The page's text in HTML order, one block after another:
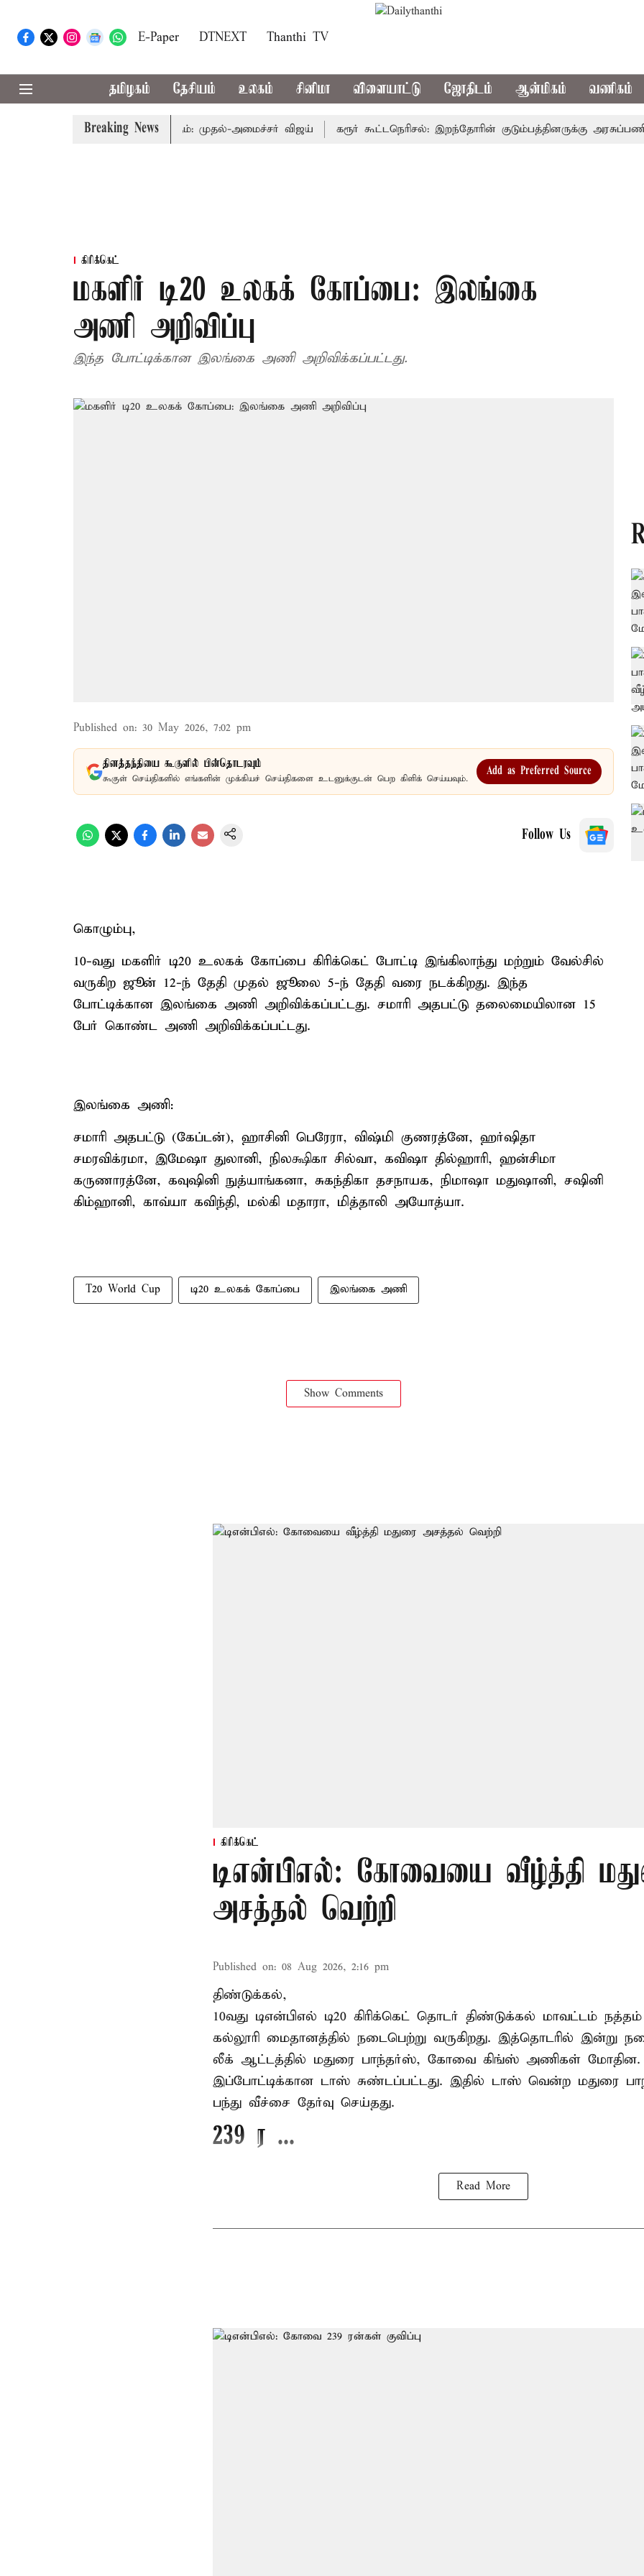
E-Paper DTNEXT Thanthi TV
தமிழகம் தேசியம் உலகம் சினிமா விளையாட்டு ஜோதிடம் ஆன்மிகம் வணிகம்
Breaking News
தொகுதி மறுவரையறை பாதிக்கும்: முதல்-அமைச்சர் விஜய் கரூர் கூட்டநெரிசல்: இறந்தோரின் குடும்பத்தினருக்கு அரசுப்பணி
கிரிக்கெட்
மகளிர் டி20 உலகக் கோப்பை: இலங்கை
அணி அறிவிப்பு
இந்த போட்டிக்கான இலங்கை அணி அறிவிக்கப்பட்டது.
Published on: 30 May 2026, 7:02 pm
தினத்தந்தியை கூகுளில் பின்தொடரவும்
கூகுள் செய்திகளில் எங்களின் முக்கியச் செய்திகளை உடனுக்குடன் பெற கிளிக் செய்யவும்.
Add as Preferred Source
Follow Us
கொழும்பு,
10-வது மகளிர் டி20 உலகக் கோப்பை கிரிக்கெட் போட்டி இங்கிலாந்து மற்றும் வேல்சில்
வருகிற ஜூன் 12-ந் தேதி முதல் ஜூலை 5-ந் தேதி வரை நடக்கிறது. இந்த
போட்டிக்கான இலங்கை அணி அறிவிக்கப்பட்டது. சமாரி அதபட்டு தலைமையிலான 15
பேர் கொண்ட அணி அறிவிக்கப்பட்டது.
இலங்கை அணி:
சமாரி அதபட்டு (கேப்டன்), ஹாசினி பெரேரா, விஷ்மி குணரத்னே, ஹர்ஷிதா
சமரவிக்ரமா, இமேஷா துலானி, நிலக்ஷிகா சில்வா, கவிஷா தில்ஹாரி, ஹன்சிமா
கருணாரத்னே, கவுஷினி நுத்யாங்கனா, சுகந்திகா தசநாயக, நிமாஷா மதுஷானி, சஷினி
கிம்ஹானி, காவ்யா கவிந்தி, மல்கி மதாரா, மித்தாலி அயோத்யா.
T20 World Cup டி20 உலகக் கோப்பை இலங்கை அணி
Show Comments
கிரிக்கெட்
டிஎன்பிஎல்: கோவையை வீழ்த்தி
அசத்தல் வெற்றி
Published on: 08 Aug 2026, 2:16 pm
திண்டுக்கல்,
10வது டிஎன்பிஎல் டி20 கிரிக்கெட் தொடர் திண்டுக்கல் மாவட்டம் நத்தம்
கல்லூரி மைதானத்தில் நடைபெற்று வருகிறது. இத்தொடரில் இன்று
லீக் ஆட்டத்தில் மதுரை பாந்தர்ஸ், கோவை கிங்ஸ் அணிகள் மோதின.
இப்போட்டிக்கான டாஸ் சுண்டப்பட்டது. இதில் டாஸ் வென்ற மதுரை
பந்து வீச்சை தேர்வு செய்தது.
239 ர ...
Read More